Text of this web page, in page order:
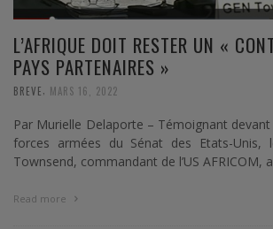
L’AFRIQUE DOIT RESTER UN «
PAYS PARTENAIRES »
BREVE MARS 16, 2022
Par Murielle Delaporte – Témoignant
forces armées du Sénat des Etats-Unis,
Townsend, commandant de l’US AFRICOM,
Read more